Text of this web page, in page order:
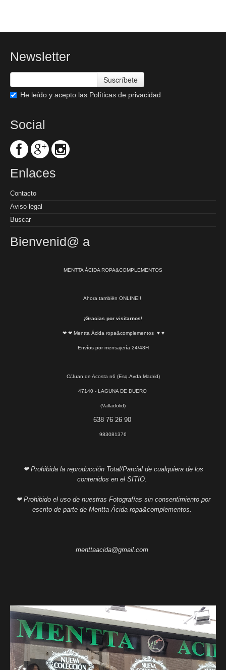
Newsletter
Suscríbete
He leído y acepto las Políticas de privacidad
Social
Enlaces
Contacto
Aviso legal
Buscar
Bienvenid@ a
MENTTA ÁCIDA ROPA&COMPLEMENTOS
Ahora también ONLINE!!
¡Gracias por visitarnos!
❤ ❤ Mentta Ácida ropa&complementos ♥ ♥
Envíos por mensajería 24/48H
C/Juan de Acosta n6 (Esq.Avda Madrid)
47140 - LAGUNA DE DUERO
(Valladolid)
638 76 26 90
983081376
❤ Prohibida la reproducción Total/Parcial de cualquiera de los
contenidos en el SITIO.
❤ Prohibido el uso de nuestras Fotografías sin consentimiento por
escrito de parte de Mentta Ácida ropa&complementos.
menttaacida@gmail.com